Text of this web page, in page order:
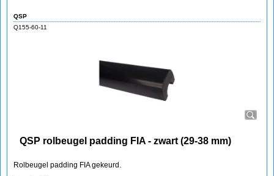
QSP
Q155-60-11
QSP rolbeugel padding FIA - zwart (29-38 mm)
Rolbeugel padding FIA gekeurd.